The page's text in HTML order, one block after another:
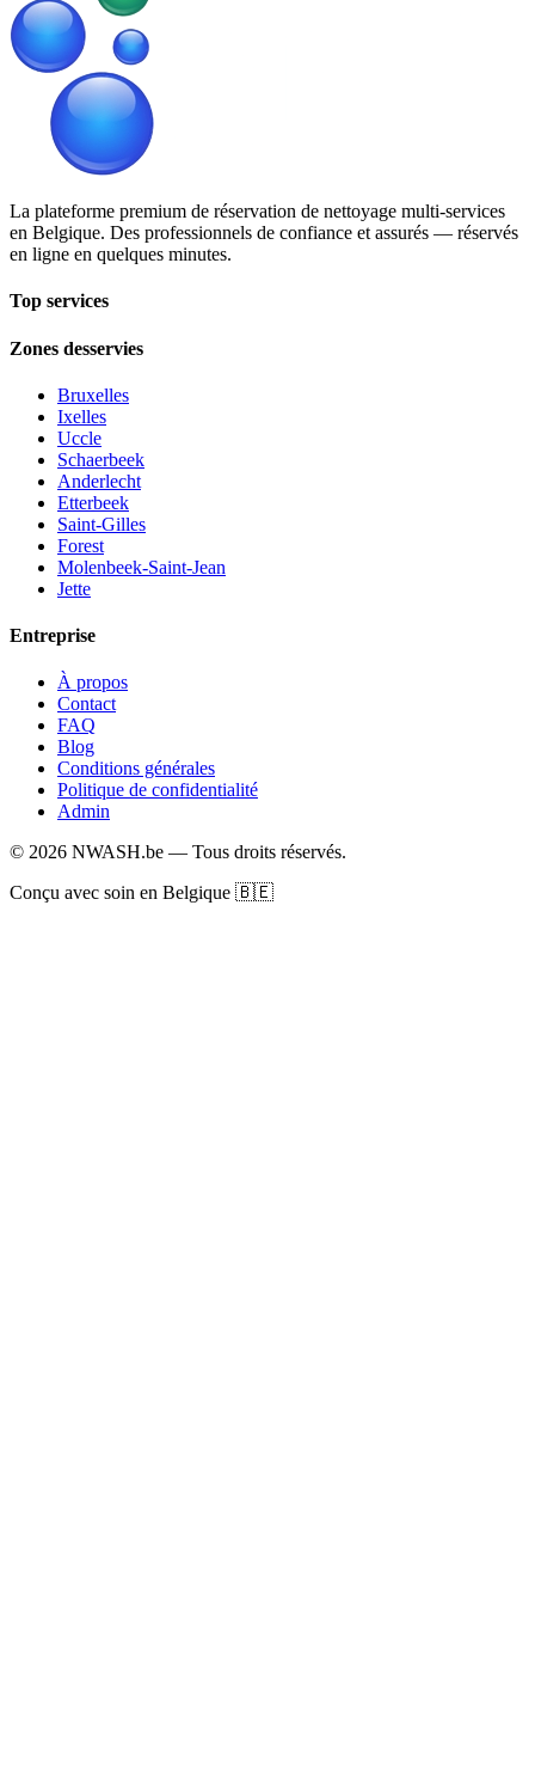
La plateforme premium de réservation de nettoyage multi-services
en Belgique. Des professionnels de confiance et assurés — réservés
en ligne en quelques minutes.
Top services
Zones desservies
Bruxelles
Ixelles
Uccle
Schaerbeek
Anderlecht
Etterbeek
Saint-Gilles
Forest
Molenbeek-Saint-Jean
Jette
Entreprise
À propos
Contact
FAQ
Blog
Conditions générales
Politique de confidentialité
Admin
© 2026 NWASH.be — Tous droits réservés.
Conçu avec soin en Belgique 🇧🇪